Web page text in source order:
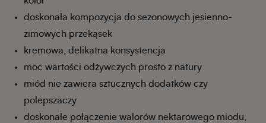
doskonała kompozycja do sezonowych jesienno-
zimowych przekąsek
kremowa, delikatna konsystencja
moc wartości odżywczych prosto z natury
miód nie zawiera sztucznych dodatków czy
polepszaczy
doskonałe połączenie walorów nektarowego miodu,